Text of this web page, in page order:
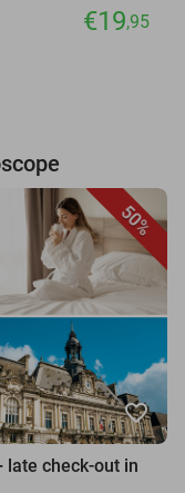
€19,95
50%
favorite_border
late check-out in